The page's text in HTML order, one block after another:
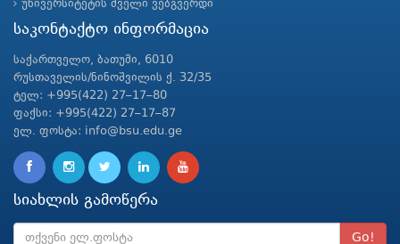
უნივერსიტეტის ძველი ვებგვერდი
საკონტაქტო ინფორმაცია
საქართველო, ბათუმი, 6010
რუსთაველის/ნინოშვილის ქ. 32/35
ტელ: +995(422) 27–17–80
ფაქსი: +995(422) 27–17–87
ელ. ფოსტა: info@bsu.edu.ge
სიახლის გამოწერა
Go!